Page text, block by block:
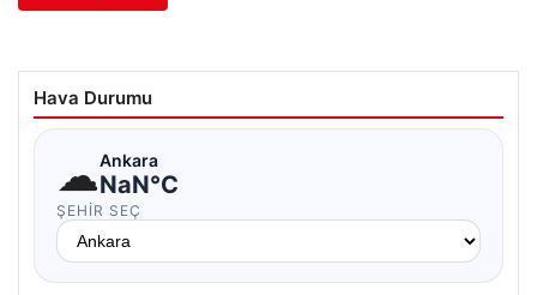
Hava Durumu
☁Ankara
NaN°C
ŞEHIR SEÇ